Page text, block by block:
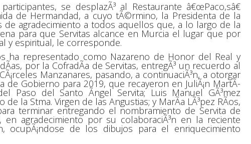
se desplazÃ³ al Restaurante â€œPaco,sâ€
de Hermandad, a cuyo tÃ©rmino, la Presidenta de la
de agradecimiento a todos aquellos que, a lo largo de la
para que Servitas alcance en Murcia el lugar que por
y espiritual, le corresponde.
ha representado como Nazareno de Honor del Real y
por la CofradÃ­a de Servitas, entregÃ³ un recuerdo al
Manzanares, pasando, a continuaciÃ³n, a otorgar
de Gobierno para 2019, que recayeron en JuliÃ¡n MartÃ­
Paso del Santo Ãngel Servita; Luis Manuel GÃ³mez
la Stma. Virgen de las Angustias; y MarÃ­a LÃ³pez RÃ­os,
terminar entregando el nombramiento de Servita de
en agradecimiento por su colaboraciÃ³n en la reciente
ocupÃ¡ndose de los dibujos para el enriquecimiento